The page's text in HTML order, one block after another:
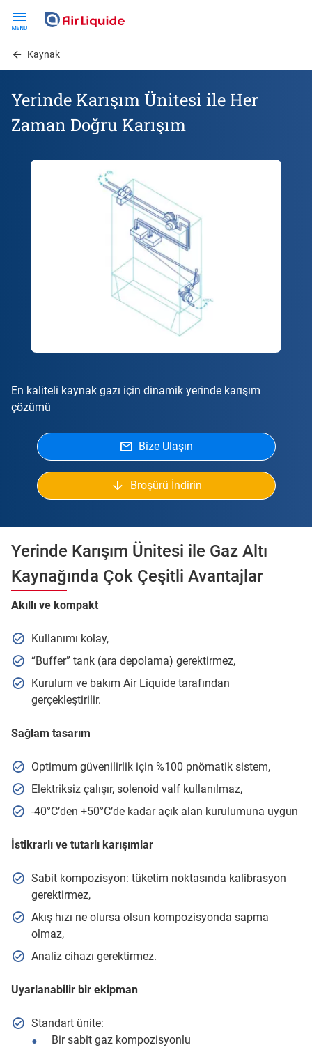
contentKaynak
Yerinde Karışım Ünitesi ile Her
Zaman Doğru Karışım
En kaliteli kaynak gazı için dinamik yerinde karışım
çözümü
Bize Ulaşın
Broşürü İndirin
Yerinde Karışım Ünitesi ile Gaz Altı
Kaynağında Çok Çeşitli Avantajlar
Akıllı ve kompakt
Kullanımı kolay,
“Buffer” tank (ara depolama) gerektirmez,
Kurulum ve bakım Air Liquide tarafından
gerçekleştirilir.
Sağlam tasarım
Optimum güvenilirlik için %100 pnömatik sistem,
Elektriksiz çalışır, solenoid valf kullanılmaz,
-40°C’den +50°C’de kadar açık alan kurulumuna uygun
İstikrarlı ve tutarlı karışımlar
Sabit kompozisyon: tüketim noktasında kalibrasyon
gerektirmez,
Akış hızı ne olursa olsun kompozisyonda sapma
olmaz,
Analiz cihazı gerektirmez.
Uyarlanabilir bir ekipman
Standart ünite:
Bir sabit gaz kompozisyonlu